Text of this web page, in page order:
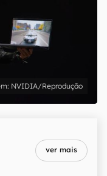
NVIDIA/Reprodução
ver mais